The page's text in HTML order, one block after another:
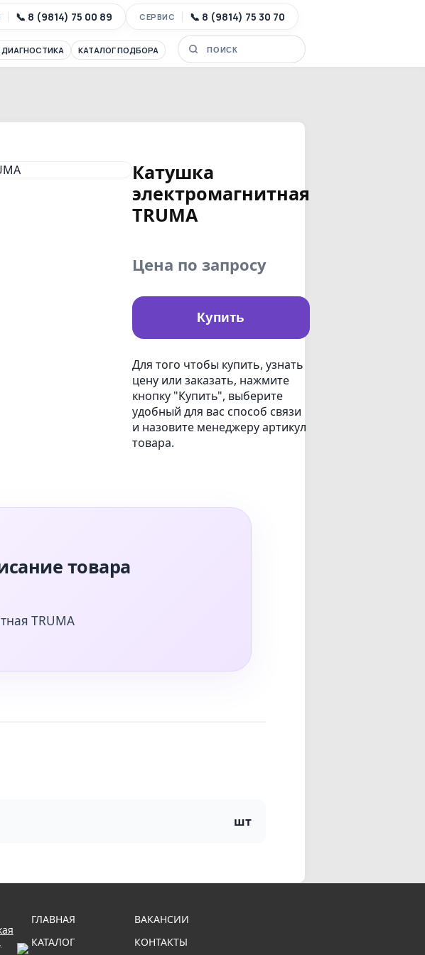
📞 8 (9814) 75 00 89 СЕРВИС 📞 8 (9814) 75 30 70
КАТАЛОГ ПОДБОРА
Катушка
электромагнитная
TRUMA
Цена по запросу
Купить
Для того чтобы купить, узнать
цену или заказать, нажмите
кнопку "Купить", выберите
удобный для вас способ связи
и назовите менеджеру артикул
товара.
товара
TRUMA
шт
ГЛАВНАЯ
КАТАЛОГ
ВАКАНСИИ
КОНТАКТЫ